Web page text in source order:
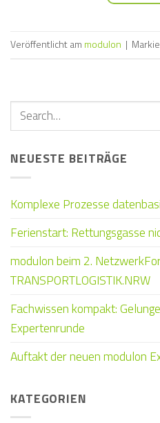
Veröffentlicht am modulon |
NEUESTE BEITRÄGE
Komplexe Prozesse
Ferienstart: Rettungsgasse
modulon beim 2.
TRANSPORTLOGISTIK.NRW
Fachwissen kompakt:
Expertenrunde
Auftakt der neuen modulon
KATEGORIEN